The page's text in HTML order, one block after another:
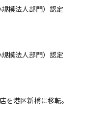
模法人部門）認定
模法人部門）認定
を港区新橋に移転。